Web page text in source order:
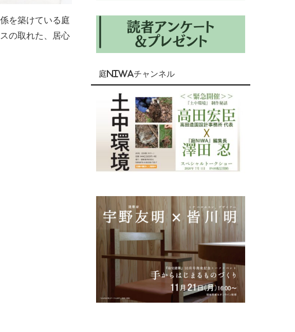
を築けている庭
の取れた、居心
庭NIWAチャンネル